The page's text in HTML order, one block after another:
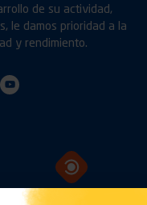
de su actividad,
le damos prioridad a la
y rendimiento.